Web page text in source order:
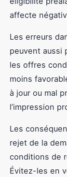
affecte
Les erreurs
peuvent aussi
les offres
moins
à jour ou mal
l’impression
Les
rejet de la
conditions de
Évitez-les en